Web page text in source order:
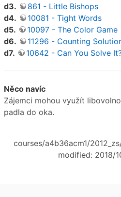
d3.
861 - Little Bishops
d4.
10081 - Tight Words
d5.
10097 - The Color Game
d6.
11296 - Counting
d7.
10642 - Can You Solve
Něco navíc
Zájemci mohou využít
padla do oka.
courses/a4b36acm1/
modified: 2018/